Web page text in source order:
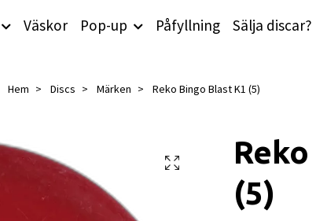
Väskor Pop-up Påfyllning Sälja discar?
Hem Discs Märken Reko Bingo Blast K1 (5)
(5)